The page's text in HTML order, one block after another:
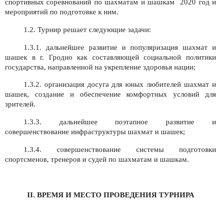
спортивных соревнований по шахматам и шашкам
2020 год и
мероприятий по подготовке к ним.
1.2. Турнир решает следующие задачи:
1.3.1.
дальнейшее развитие и популяризация шахмат и
шашек в г. Гродно как составляющей социальной политики
государства, направленной на укрепление здоровья нации;
1.3.2. организация досуга для юных любителей шахмат и
шашек, создание и обеспечение комфортных условий для
зрителей.
1.3.3. дальнейшее поэтапное развитие и
совершенствование инфраструктуры шахмат и шашек;
1.3.4. совершенствование системы подготовки
спортсменов, тренеров и судей по шахматам и шашкам.
II. ВРЕМЯ И МЕСТО ПРОВЕДЕНИЯ ТУРНИРА